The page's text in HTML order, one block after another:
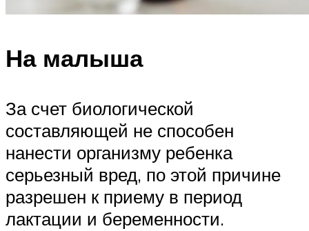
На малыша
За счет биологической
составляющей не способен
нанести организму ребенка
серьезный вред, по этой причине
разрешен к приему в период
лактации и беременности.